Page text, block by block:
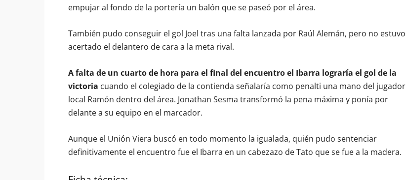
empujar al fondo de la portería un balón que se paseó por el área.
También pudo conseguir el gol Joel tras una falta lanzada por Raúl Alemán, pero no estuvo
acertado el delantero de cara a la meta rival.
A falta de un cuarto de hora para el final del encuentro el Ibarra lograría el gol de la
victoria cuando el colegiado de la contienda señalaría como penalti una mano del jugador
local Ramón dentro del área. Jonathan Sesma transformó la pena máxima y ponía por
delante a su equipo en el marcador.
Aunque el Unión Viera buscó en todo momento la igualada, quién pudo sentenciar
definitivamente el encuentro fue el Ibarra en un cabezazo de Tato que se fue a la madera.